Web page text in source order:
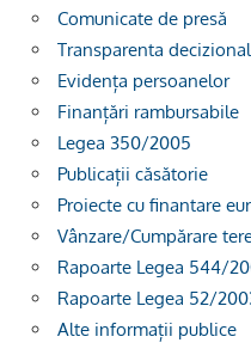
Comunicate de presă
Transparenta
Evidența persoanelor
Finanțări rambursabile
Legea 350/2005
Publicații căsătorie
Proiecte cu finantare
Vânzare/Cumpărare
Rapoarte Legea 544/
Rapoarte Legea 52/
Alte informații publice